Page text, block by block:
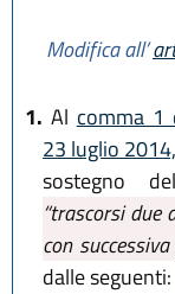
Modifica all’
1. Al comma 1
23 luglio
sostegno
“trascorsi due
con
dalle seguenti: